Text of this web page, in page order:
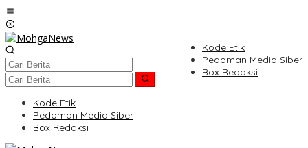
Lewati
ke
konten
Kode Etik
Pedoman Media Siber
Box Redaksi
Kode Etik
Pedoman Media Siber
Box Redaksi